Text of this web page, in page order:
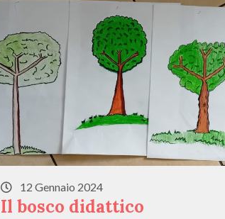
12 Gennaio 2024
Il bosco didattico